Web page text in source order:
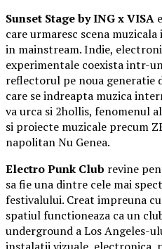
Sunset Stage by ING x VISA
care urmaresc scena
in mainstream. Indie,
experimentale coexista intr-
reflectorul pe noua generatie
care se indreapta muzica
va urca si 2hollis, fenomenul
si proiecte muzicale precum
napolitan Nu Genea.
Electro Punk Club revine
sa fie una dintre cele mai
festivalului. Creat impreuna
spatiul functioneaza ca un
underground a Los Angeles-